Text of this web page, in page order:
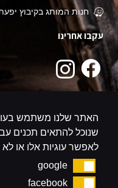
חנות המותג בקיבוץ
עקבו אחרינו
שנוכל להתאים תכנים
לאפשר עוגיות אלו או לא
google
google
facebook
facebook